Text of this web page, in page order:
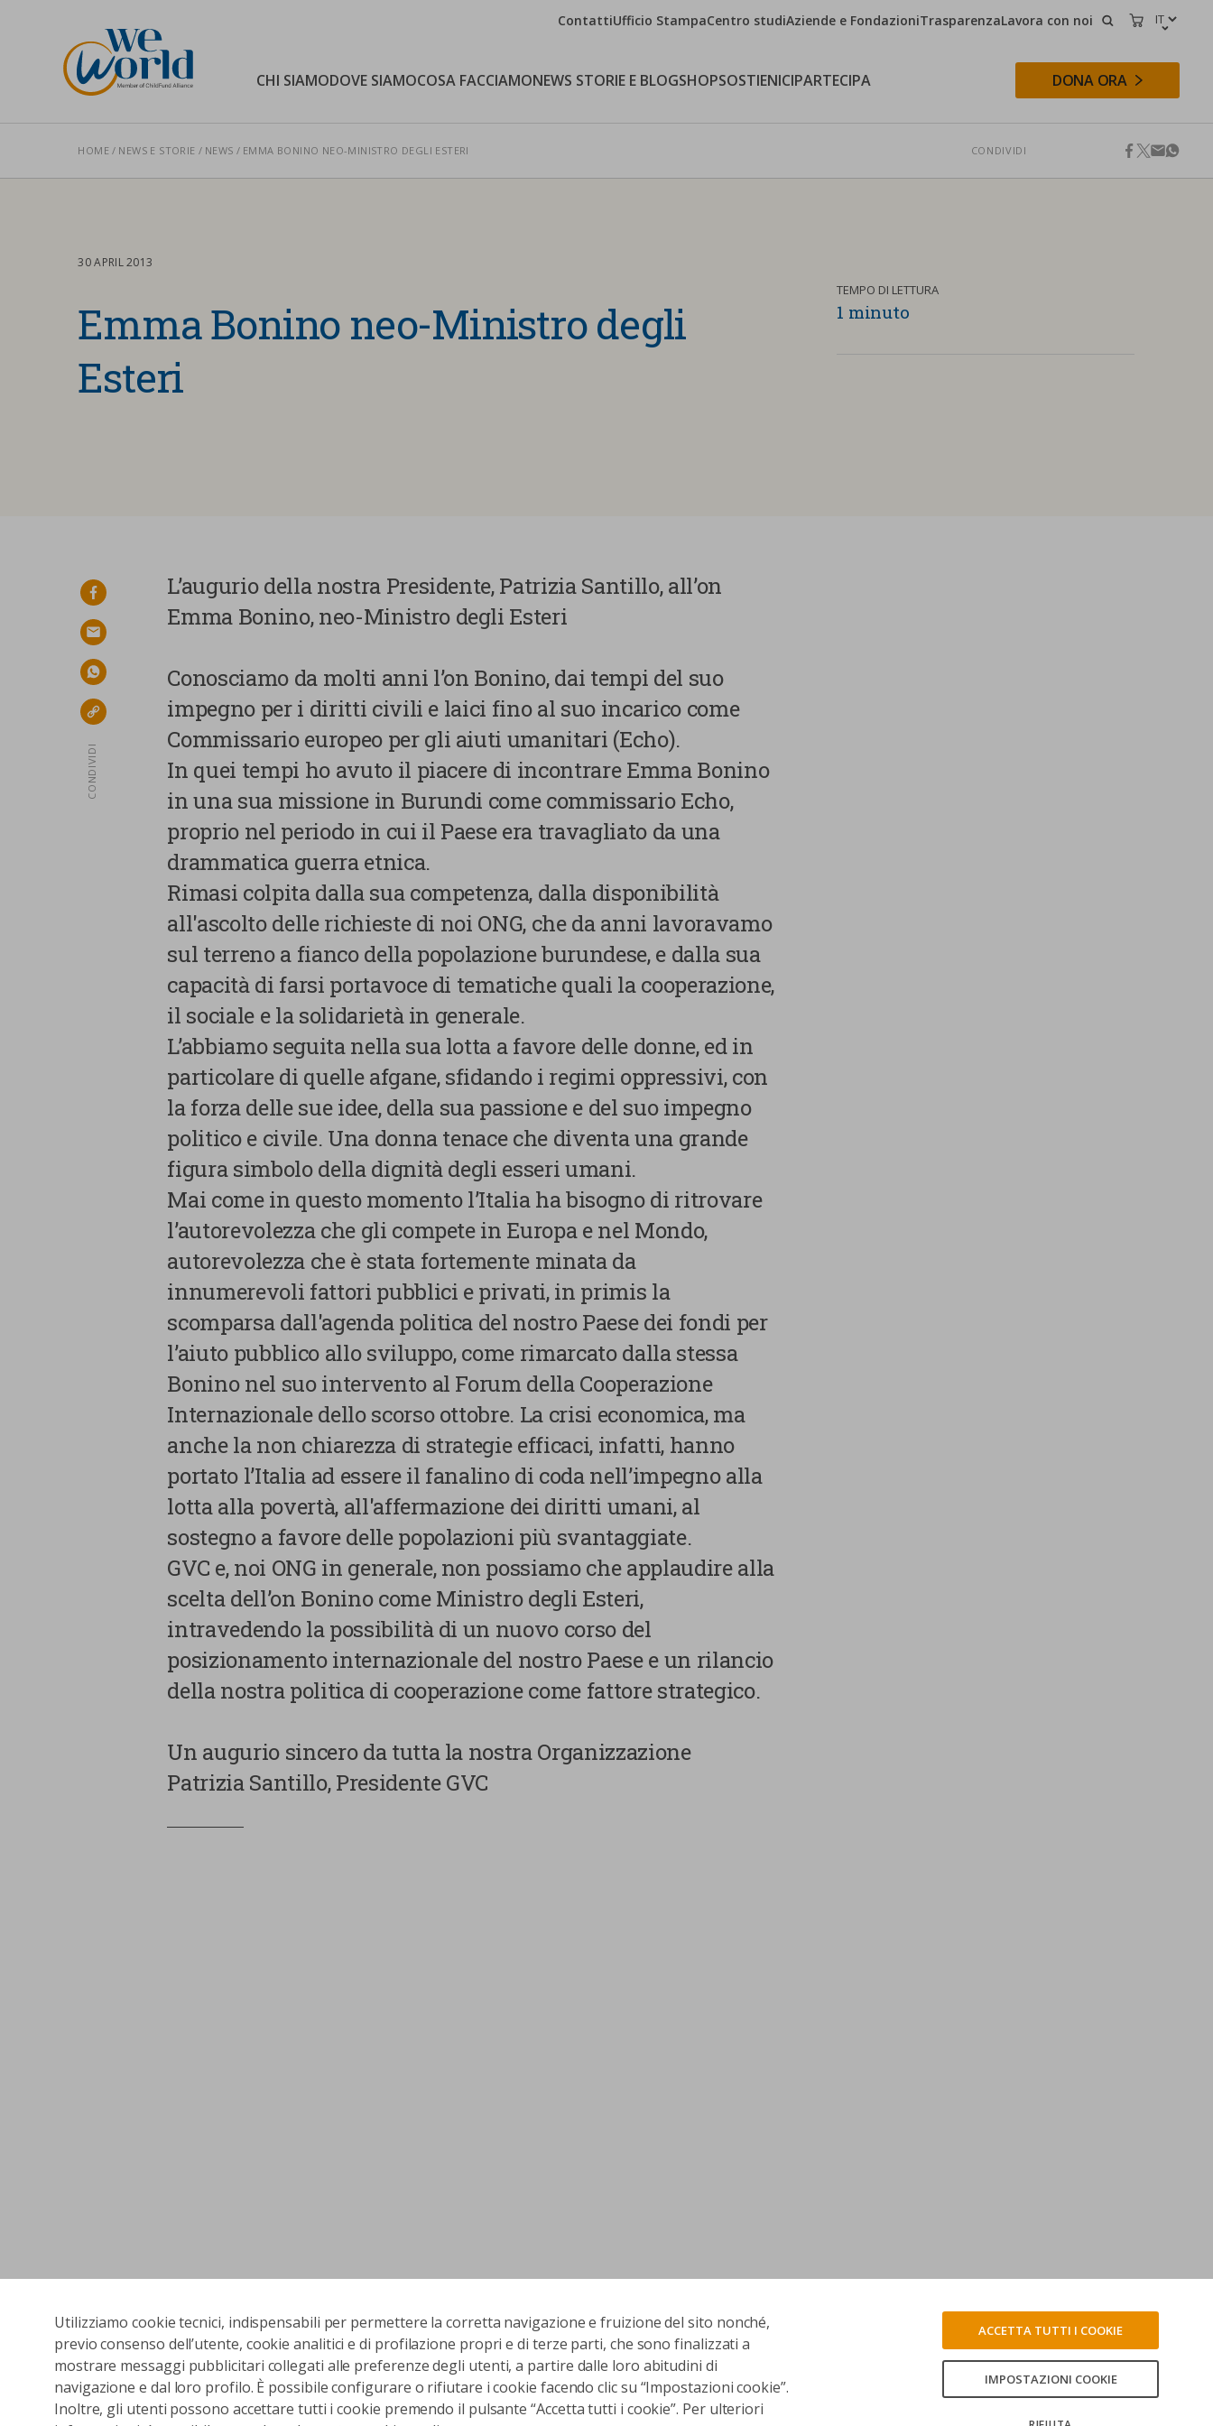
WeWorld Onlus CHI SIAMODOVE SIAMOCOSA FACCIAMONEWS STORIE E BLOGSHOPSOSTIENICIPARTECIPA
ContattiUfficio StampaCentro studiAziende e FondazioniTrasparenzaLavora con noi CERCACARRELLO
DONA ORA
Cerca nel sito
Utilizziamo cookie tecnici, indispensabili per permettere la corretta navigazione e fruizione del sito nonché,
previo consenso dell’utente, cookie analitici e di profilazione propri e di terze parti, che sono finalizzati a
mostrare messaggi pubblicitari collegati alle preferenze degli utenti, a partire dalle loro abitudini di
navigazione e dal loro profilo. È possibile configurare o rifiutare i cookie facendo clic su “Impostazioni cookie”.
Inoltre, gli utenti possono accettare tutti i cookie premendo il pulsante “Accetta tutti i cookie”. Per ulteriori
IMPOSTAZIONI COOKIE
ACCETTA TUTTI I COOKIE
Centro preferenze sulla privacy
La tua privacy
Utilizziamo cookie tecnici, indispensabili per permettere la corretta navigazione e
fruizione del sito nonché, previo consenso dell’utente, cookie analitici e di
profilazione propri e di terze parti, che sono finalizzati a mostrare messaggi
pubblicitari collegati alle preferenze degli utenti, a partire dalle loro abitudini di
navigazione e dal loro profilo. È possibile configurare o rifiutare i cookie facendo
clic su “Impostazioni cookie”. Inoltre, gli utenti possono accettare tutti i cookie
premendo il pulsante “Accetta tutti i cookie”. Per ulteriori informazioni, è possibile
consultare la nostra cookies policy.
Cookie
strettamente
necessari
Cookie di Analisi
Cookie di marketing
Cookie di terze parti
CONFERMA LE MIE SCELTE
HOME NEWS E STORIE NEWS EMMA BONINO NEO-MINISTRO DEGLI ESTERI CONDIVIDI facebook
twitter
email
30 APRIL 2013
Emma Bonino neo-Ministro degli
Esteri
TEMPO DI LETTURA
1 minuto
CONDIVIDI
facebook
email
whatsapp
link
L’augurio della nostra Presidente, Patrizia Santillo, all’on
Emma Bonino, neo-Ministro degli Esteri
Conosciamo da molti anni l’on Bonino, dai tempi del suo
impegno per i diritti civili e laici fino al suo incarico come
Commissario europeo per gli aiuti umanitari (Echo).
In quei tempi ho avuto il piacere di incontrare Emma Bonino
in una sua missione in Burundi come commissario Echo,
proprio nel periodo in cui il Paese era travagliato da una
drammatica guerra etnica.
Rimasi colpita dalla sua competenza, dalla disponibilità
all'ascolto delle richieste di noi ONG, che da anni lavoravamo
sul terreno a fianco della popolazione burundese, e dalla sua
capacità di farsi portavoce di tematiche quali la cooperazione,
il sociale e la solidarietà in generale.
L’abbiamo seguita nella sua lotta a favore delle donne, ed in
particolare di quelle afgane, sfidando i regimi oppressivi, con
la forza delle sue idee, della sua passione e del suo impegno
politico e civile. Una donna tenace che diventa una grande
figura simbolo della dignità degli esseri umani.
Mai come in questo momento l’Italia ha bisogno di ritrovare
l’autorevolezza che gli compete in Europa e nel Mondo,
autorevolezza che è stata fortemente minata da
innumerevoli fattori pubblici e privati, in primis la
scomparsa dall'agenda politica del nostro Paese dei fondi per
l’aiuto pubblico allo sviluppo, come rimarcato dalla stessa
Bonino nel suo intervento al Forum della Cooperazione
Internazionale dello scorso ottobre. La crisi economica, ma
anche la non chiarezza di strategie efficaci, infatti, hanno
portato l’Italia ad essere il fanalino di coda nell’impegno alla
lotta alla povertà, all'affermazione dei diritti umani, al
sostegno a favore delle popolazioni più svantaggiate.
GVC e, noi ONG in generale, non possiamo che applaudire alla
scelta dell’on Bonino come Ministro degli Esteri,
intravedendo la possibilità di un nuovo corso del
posizionamento internazionale del nostro Paese e un rilancio
della nostra politica di cooperazione come fattore strategico.
Un augurio sincero da tutta la nostra Organizzazione
Patrizia Santillo, Presidente GVC